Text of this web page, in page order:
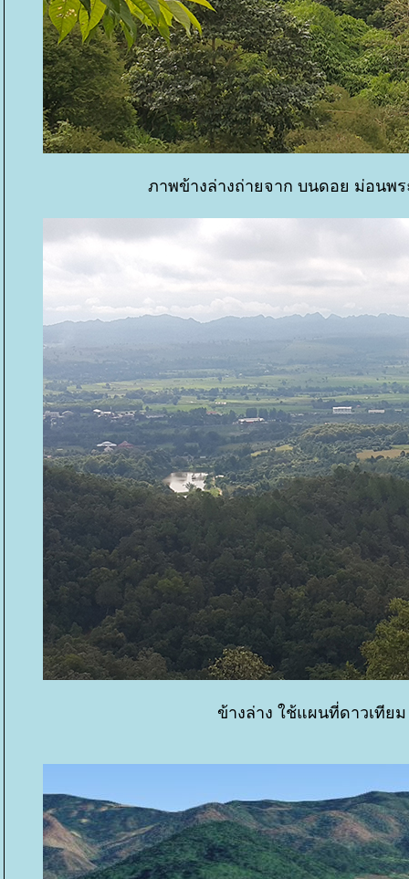
ภาพข้างล่างถ่ายจาก บนดอย ม่อนพ
ข้างล่าง ใช้แผนที่ดาวเทีย